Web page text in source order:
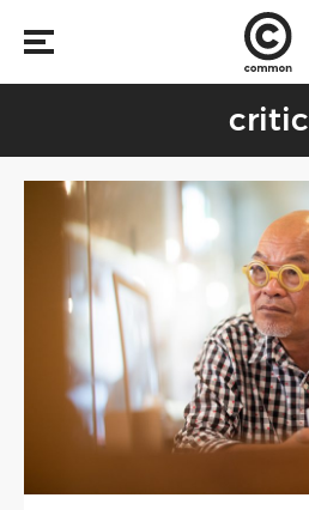
critic